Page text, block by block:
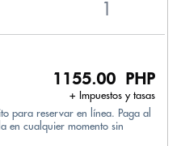
1155.00 PHP
+ Impuestos y tasas
para reservar en línea. Paga al
en cualquier momento sin